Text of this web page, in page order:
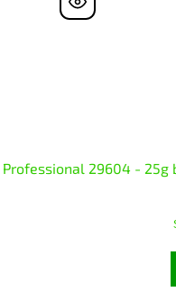
Professional 29604 - 25g